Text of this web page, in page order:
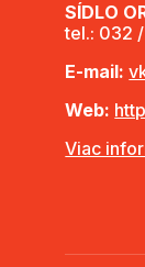
SÍDLO
tel.: 032
E-mail:
Web:
Viac